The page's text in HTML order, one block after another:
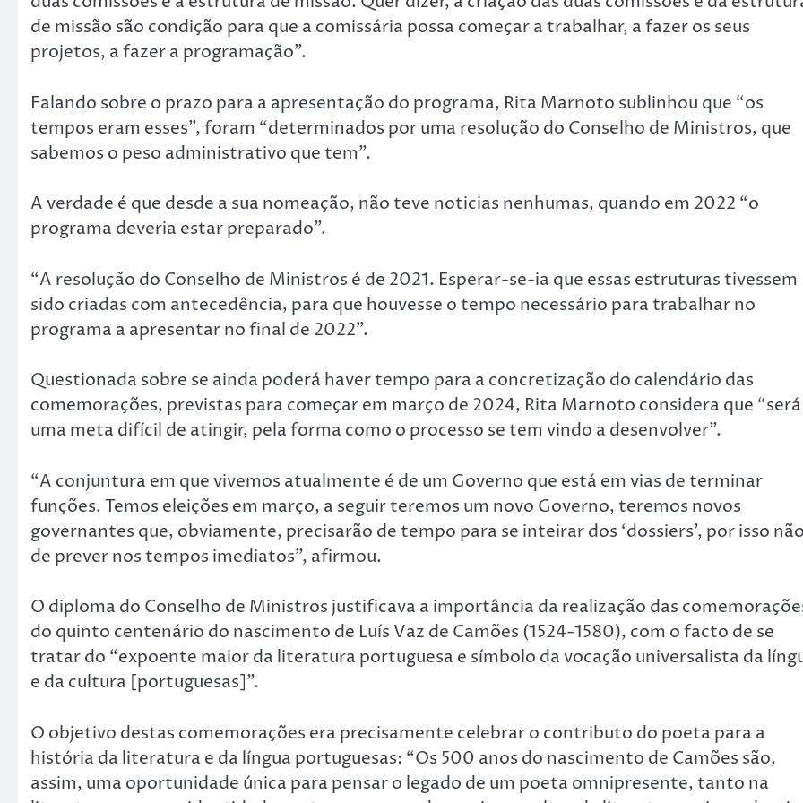
de missão são condição para que a comissária possa começar a trabalhar, a fazer os seus
projetos, a fazer a programação”.
Falando sobre o prazo para a apresentação do programa, Rita Marnoto sublinhou que “os
tempos eram esses”, foram “determinados por uma resolução do Conselho de Ministros, que
sabemos o peso administrativo que tem”.
A verdade é que desde a sua nomeação, não teve noticias nenhumas, quando em 2022 “o
programa deveria estar preparado”.
“A resolução do Conselho de Ministros é de 2021. Esperar-se-ia que essas estruturas tivessem
sido criadas com antecedência, para que houvesse o tempo necessário para trabalhar no
programa a apresentar no final de 2022”.
Questionada sobre se ainda poderá haver tempo para a concretização do calendário das
comemorações, previstas para começar em março de 2024, Rita Marnoto considera que “será
uma meta difícil de atingir, pela forma como o processo se tem vindo a desenvolver”.
“A conjuntura em que vivemos atualmente é de um Governo que está em vias de terminar
funções. Temos eleições em março, a seguir teremos um novo Governo, teremos novos
governantes que, obviamente, precisarão de tempo para se inteirar dos ‘dossiers’, por isso
de prever nos tempos imediatos”, afirmou.
O diploma do Conselho de Ministros justificava a importância da realização das
do quinto centenário do nascimento de Luís Vaz de Camões (1524-1580), com o facto de se
tratar do “expoente maior da literatura portuguesa e símbolo da vocação universalista da
e da cultura [portuguesas]”.
O objetivo destas comemorações era precisamente celebrar o contributo do poeta para a
história da literatura e da língua portuguesas: “Os 500 anos do nascimento de Camões são,
assim, uma oportunidade única para pensar o legado de um poeta omnipresente, tanto na